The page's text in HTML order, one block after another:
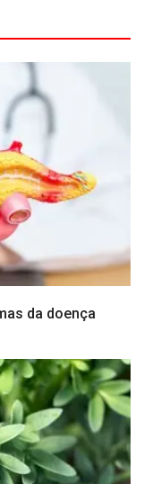
da doença